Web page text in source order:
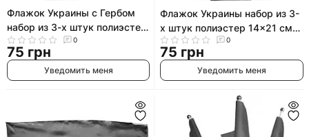
Флажок Украины с Гербом
набор из 3-х штук полиэстер
14x21 см на палочке с
присоской.
0
75 грн
Уведомить меня
Флажок Украины набор из 3-
х штук полиэстер 14x21 см
на палочке с присоской
0
75 грн
Уведомить меня